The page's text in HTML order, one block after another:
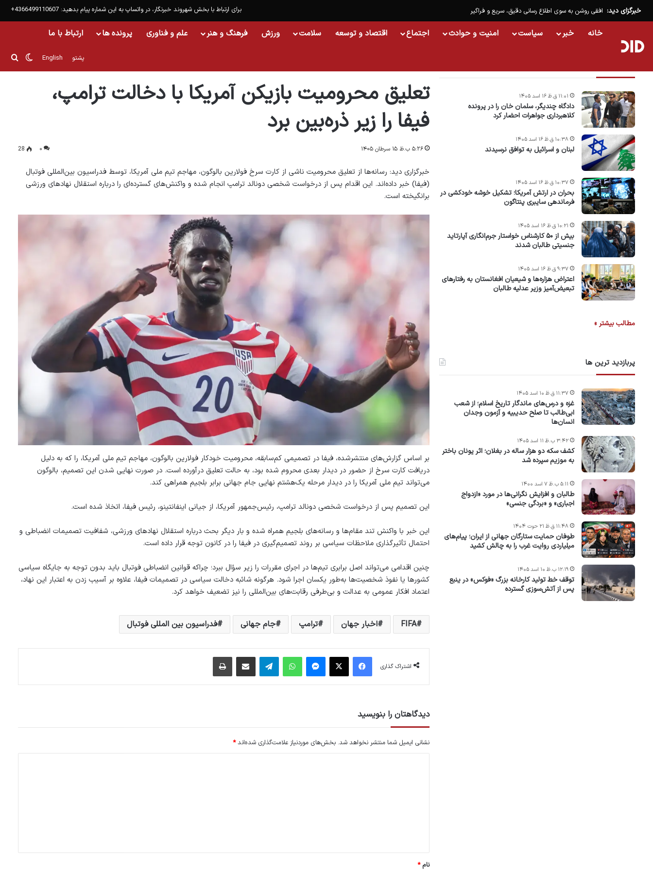
برای ارتباط با بخش شهروند خبرنگار، در واتساپ به این شماره پیام بدهید: 4366499110607+ خبرگزای دید: افقی روشن به سوی اطلاع رسانی دقیق، سریع و فراگیر
خانه خبر سیاست امنیت و حوادث اجتماع اقتصاد و توسعه سلامت ورزش فرهنگ و هنر علم و فناوری پرونده ها ارتباط با ما
English پشتو تغییر
تعلیق محرومیت بازیکن آمریکا با دخالت ترامپ،
فیفا را زیر ذره‌بین برد
۵:۲۶ ب.ظ ۱۵ سرطان ۱۴۰۵ ۰ 28
خبرگزاری دید: رسانه‌ها از تعلیق محرومیت ناشی از کارت سرخ فولارین بالوگون، مهاجم تیم ملی آمریکا، توسط فدراسیون بین‌المللی فوتبال
(فیفا) خبر داده‌اند. این اقدام پس از درخواست شخصی دونالد ترامپ انجام شده و واکنش‌های گسترده‌ای را درباره استقلال نهادهای ورزشی
برانگیخته است.
بر اساس گزارش‌های منتشرشده، فیفا در تصمیمی کم‌سابقه، محرومیت خودکار فولارین بالوگون، مهاجم تیم ملی آمریکا، را که به دلیل
دریافت کارت سرخ از حضور در دیدار بعدی محروم شده بود، به حالت تعلیق درآورده است. در صورت نهایی شدن این تصمیم، بالوگون
می‌تواند تیم ملی آمریکا را در دیدار مرحله یک‌هشتم نهایی جام جهانی برابر بلجیم همراهی کند.
این تصمیم پس از درخواست شخصی دونالد ترامپ، رئیس‌جمهور آمریکا، از جیانی اینفانتینو، رئیس فیفا، اتخاذ شده است.
این خبر با واکنش تند مقام‌ها و رسانه‌های بلجیم همراه شده و بار دیگر بحث درباره استقلال نهادهای ورزشی، شفافیت تصمیمات انضباطی و
احتمال تأثیرگذاری ملاحظات سیاسی بر روند تصمیم‌گیری در فیفا را در کانون توجه قرار داده است.
چنین اقدامی می‌تواند اصل برابری تیم‌ها در اجرای مقررات را زیر سؤال ببرد؛ چراکه قوانین انضباطی فوتبال باید بدون توجه به جایگاه سیاسی
کشورها یا نفوذ شخصیت‌ها به‌طور یکسان اجرا شود. هرگونه شائبه دخالت سیاسی در تصمیمات فیفا، علاوه بر آسیب‌ زدن به اعتبار این نهاد،
اعتماد افکار عمومی به عدالت و بی‌طرفی رقابت‌های بین‌المللی را نیز تضعیف خواهد کرد.
FIFA اخبار جهان ترامپ جام جهانی فدراسیون بین المللی فوتبال
اشتراک گذاری
فیس بوک X پیام رسان واتس آپ تلگرام اشتراک گذاری از طریق ایمیل چاپ
دیدگاهتان را بنویسید
نشانی ایمیل شما منتشر نخواهد شد. بخش‌های موردنیاز علامت‌گذاری شده‌اند*
نام*
دادگاه چندیگر، سلمان خان را در پرونده
کلاهبرداری جواهرات احضار کرد
۱۱:۰۱ ق.ظ ۱۶ اسد ۱۴۰۵
لبنان و اسرائیل به توافق نرسیدند
۱۰:۳۸ ق.ظ ۱۶ اسد ۱۴۰۵
بحران در ارتش آمریکا؛ تشکیل خوشه خودکشی در
فرماندهی سایبری پنتاگون
۱۰:۳۷ ق.ظ ۱۶ اسد ۱۴۰۵
بیش از ۵۰ کارشناس خواستار جرم‌انگاری آپارتاید
جنسیتی طالبان شدند
۱۰:۲۱ ق.ظ ۱۶ اسد ۱۴۰۵
اعتراض هزاره‌ها و شیعیان افغانستان به رفتارهای
تبعیض‌آمیز وزیر عدلیه طالبان
۹:۳۷ ق.ظ ۱۶ اسد ۱۴۰۵
مطالب بیشتر »
پربازدید ترین ها
غزه و درس‌های ماندگار تاریخ اسلام؛ از شعب
ابی‌طالب تا صلح حدیبیه و آزمون وجدان
انسان‌ها
۱۱:۳۷ ق.ظ ۱۰ اسد ۱۴۰۵
کشف سکه دو هزار ساله در بغلان؛ اثر یونان باختر
به موزیم سپرده شد
۳:۴۲ ب.ظ ۱۱ اسد ۱۴۰۵
طالبان و افزایش نگرانی‌ها در مورد «ازدواج
اجباری» و «بردگی جنسی»
۵:۱۱ ب.ظ ۷ اسد ۱۴۰۰
طوفان حمایت ستارگان جهانی از ایران؛ پیام‌های
میلیاردی روایت غرب را به چالش کشید
۱۱:۴۸ ق.ظ ۲۱ حوت ۱۴۰۴
توقف خط تولید کارخانه بزرگ «فوکس» در ینبع
پس از آتش‌سوزی گسترده
۱۲:۱۹ ب.ظ ۱۰ اسد ۱۴۰۵